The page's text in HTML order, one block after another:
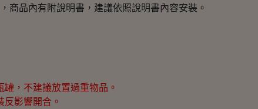
商品內有附說明書，建議依照說明書內容安裝。
，不建議放置過重物品。
影響開合。